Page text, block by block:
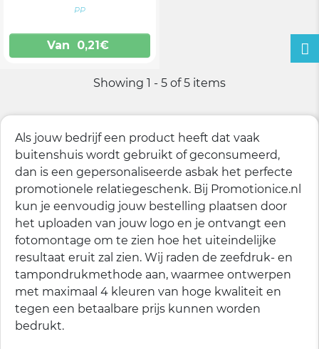
PP
Van 0,21€
Showing 1 - 5 of 5 items
Als jouw bedrijf een product heeft dat vaak
buitenshuis wordt gebruikt of geconsumeerd,
dan is een gepersonaliseerde asbak het perfecte
promotionele relatiegeschenk. Bij Promotionice.nl
kun je eenvoudig jouw bestelling plaatsen door
het uploaden van jouw logo en je ontvangt een
fotomontage om te zien hoe het uiteindelijke
resultaat eruit zal zien. Wij raden de zeefdruk- en
tampondrukmethode aan, waarmee ontwerpen
met maximaal 4 kleuren van hoge kwaliteit en
tegen een betaalbare prijs kunnen worden
bedrukt.